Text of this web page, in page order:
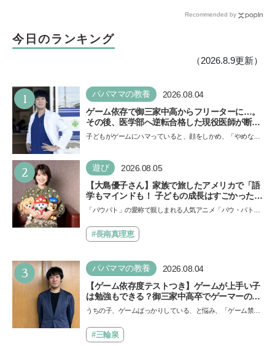
から夏にピッタリなレシピ
Recommended by
今日のランキング
（2026.8.9更新）
1 パパママの教養 2026.08.04
ゲーム依存で御三家中高からフリーターに…。
その後、医学部へ逆転合格した現役医師が断言
「ゲームの経験が受験勉強に役立った」そう考
子どもがゲームにハマっていると、顔をしかめ、「やめなさ
い…
2 遊び 2026.08.05
【大島優子さん】家族で旅したアメリカで「語
学もマインドも！ 子どもの成長はすごかった」
声優をつとめた映画『パウ・パトロール ザ・ダ
できると子どもに知ってほしい
「パウパト」の愛称で親しまれる人気アニメ「パウ・パトロ
ザ…
#長南真理恵
3 パパママの教養 2026.08.04
【ゲーム依存度テストつき】ゲームが上手い子
は勉強もできる？御三家中高卒でゲーマーの医
師・阿部智史さんが教えるゲームしながら受験
うちの子、ゲームばっかりしている、と悩み、「ゲーム禁
も…
#三輪泉